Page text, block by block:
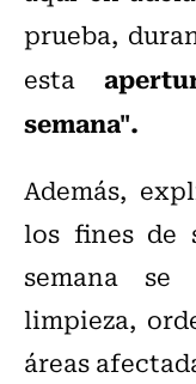
prueba,
esta
semana".
Además,
los fines de
semana
limpieza,
áreas